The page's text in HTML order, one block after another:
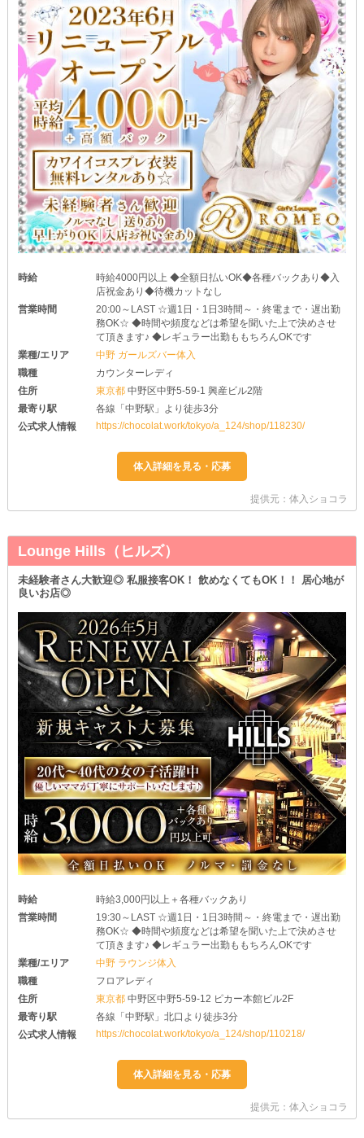
時給
時給4000円以上 ◆全額日払いOK◆各種バックあり◆入
店祝金あり◆待機カットなし
営業時間
20:00～LAST ☆週1日・1日3時間～・終電まで・遅出勤
務OK☆ ◆時間や頻度などは希望を聞いた上で決めさせ
て頂きます♪ ◆レギュラー出勤ももちろんOKです
業種/エリア
中野 ガールズバー体入
職種
カウンターレディ
住所
東京都中野区中野5-59-1 興産ビル2階
最寄り駅
各線「中野駅」より徒歩3分
公式求人情報
https://chocolat.work/tokyo/a_124/shop/118230/
提供元：体入ショコラ
Lounge Hills（ヒルズ）
未経験者さん大歓迎◎ 私服接客OK！ 飲めなくてもOK！！ 居心地が
良いお店◎
時給
時給3,000円以上＋各種バックあり
営業時間
19:30～LAST ☆週1日・1日3時間～・終電まで・遅出勤
務OK☆ ◆時間や頻度などは希望を聞いた上で決めさせ
て頂きます♪ ◆レギュラー出勤ももちろんOKです
業種/エリア
中野 ラウンジ体入
職種
フロアレディ
住所
東京都中野区中野5-59-12 ピカー本館ビル2F
最寄り駅
各線「中野駅」北口より徒歩3分
公式求人情報
https://chocolat.work/tokyo/a_124/shop/110218/
提供元：体入ショコラ